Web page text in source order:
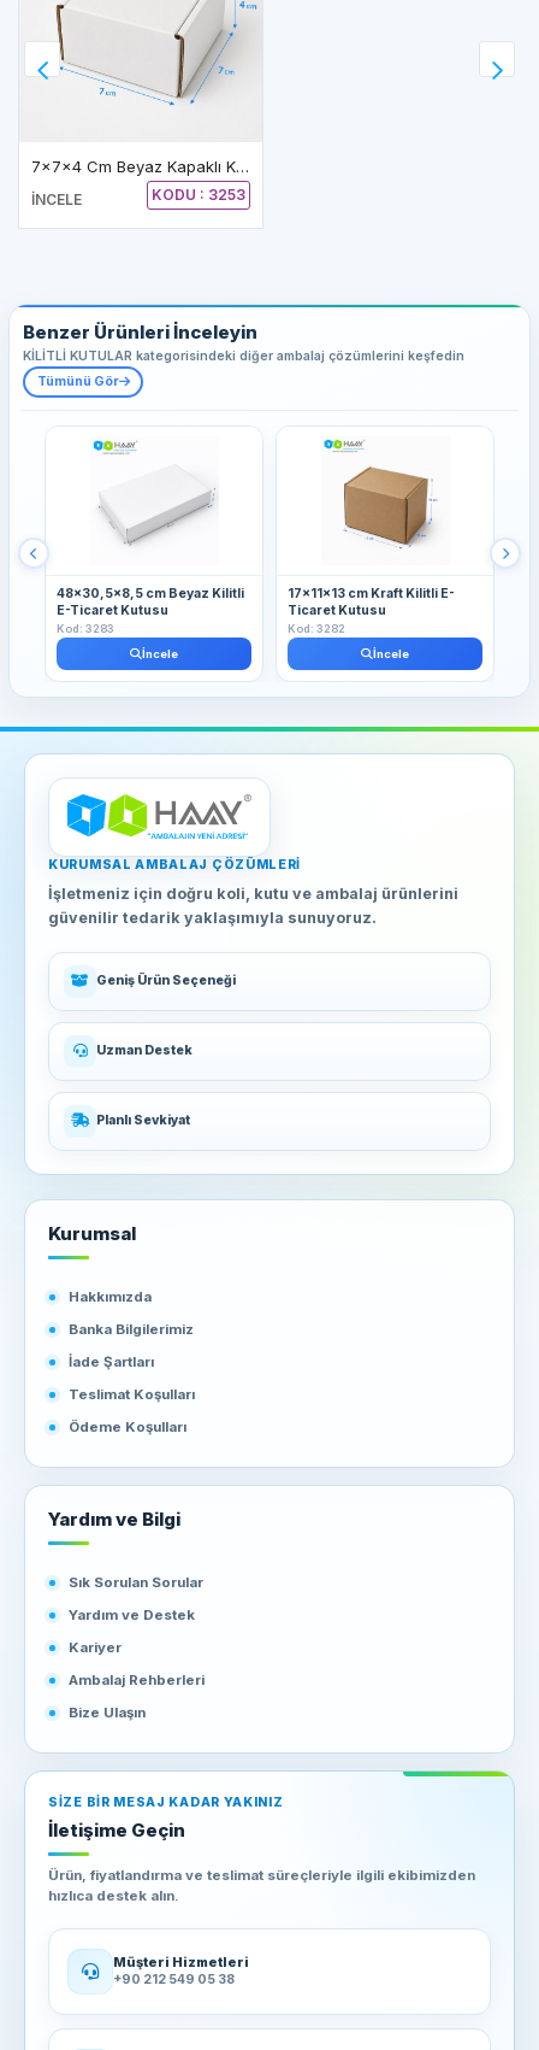
7x7x4 Cm Beyaz Kapaklı Kilitli Kutu
İNCELE KODU : 3253
Benzer Ürünleri İnceleyin
KİLİTLİ KUTULAR kategorisindeki diğer ambalaj çözümlerini keşfedin
Tümünü Gör
48x30,5x8,5 cm Beyaz Kilitli
E-Ticaret Kutusu
Kod: 3283
İncele
17x11x13 cm Kraft Kilitli E-
Ticaret Kutusu
Kod: 3282
İncele
KURUMSAL AMBALAJ ÇÖZÜMLERI
İşletmeniz için doğru koli, kutu ve ambalaj ürünlerini
güvenilir tedarik yaklaşımıyla sunuyoruz.
Geniş Ürün Seçeneği
Uzman Destek
Planlı Sevkiyat
Kurumsal
Hakkımızda
Banka Bilgilerimiz
İade Şartları
Teslimat Koşulları
Ödeme Koşulları
Yardım ve Bilgi
Sık Sorulan Sorular
Yardım ve Destek
Kariyer
Ambalaj Rehberleri
Bize Ulaşın
SIZE BIR MESAJ KADAR YAKINIZ
İletişime Geçin
Ürün, fiyatlandırma ve teslimat süreçleriyle ilgili ekibimizden
hızlıca destek alın.
Müşteri Hizmetleri
+90 212 549 05 38